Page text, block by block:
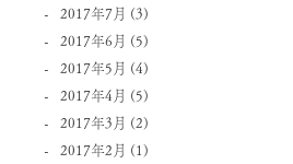
2017年7月 (3)
2017年6月 (5)
2017年5月 (4)
2017年4月 (5)
2017年3月 (2)
2017年2月 (1)